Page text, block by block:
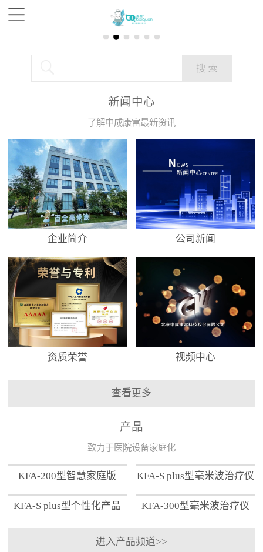
新闻中心
了解中成康富最新资讯
企业简介 公司新闻
资质荣誉 视频中心
查看更多
产品
致力于医院设备家庭化
KFA-200型智慧家庭版 KFA-S plus型毫米波治疗仪
KFA-S plus型个性化产品
KFA-300型毫米波治疗仪
进入产品频道>>